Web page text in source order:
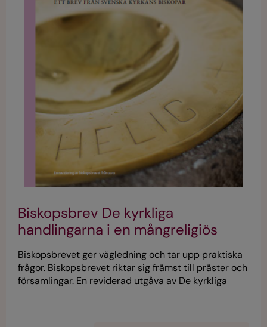
Biskopsbrev De kyrkliga
handlingarna i en mångreligiös
kontext
Biskopsbrevet ger vägledning och tar upp praktiska
frågor. Biskopsbrevet riktar sig främst till präster och
församlingar. En reviderad utgåva av De kyrkliga